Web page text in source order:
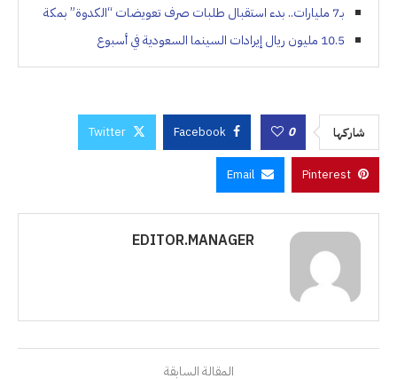
بـ7 مليارات.. بدء استقبال طلبات صرف تعويضات “الكدوة” بمكة
10.5 مليون ريال إيرادات السينما السعودية في أسبوع
شاركها 0
Facebook
Twitter
Pinterest
Email
EDITOR.MANAGER
المقالة السابقة